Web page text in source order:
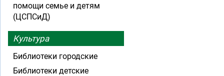
помощи семье и детям
(ЦСПСиД)
Культура
Библиотеки городские
Библиотеки детские